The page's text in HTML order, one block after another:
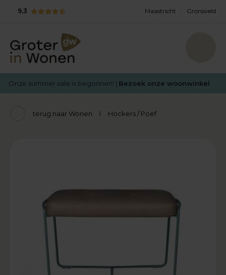
9,3 Maastricht Gronsveld
Onze summer sale is begonnen! | Bezoek onze woonwinkel
terug naar Wonen Hockers / Poef